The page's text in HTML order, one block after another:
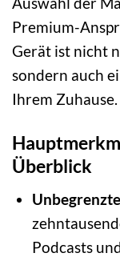
Premium-
Gerät ist nicht
sondern auch
Ihrem Zuhause.
Überblick
Podcasts